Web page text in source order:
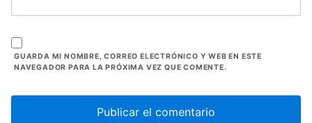
GUARDA MI NOMBRE, CORREO ELECTRÓNICO Y WEB EN ESTE
NAVEGADOR PARA LA PRÓXIMA VEZ QUE COMENTE.